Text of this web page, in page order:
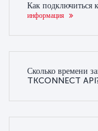
Как
информация
Сколько времени
TKCONNECT